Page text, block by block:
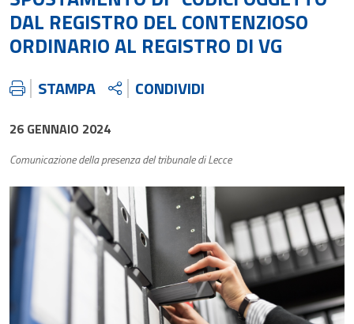
DAL REGISTRO DEL CONTENZIOSO
ORDINARIO AL REGISTRO DI VG
STAMPA CONDIVIDI
26 GENNAIO 2024
Comunicazione della presenza del tribunale di Lecce